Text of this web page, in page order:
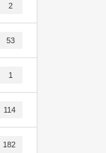
2
53
1
114
182